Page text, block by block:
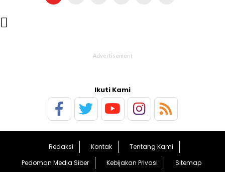

Ikuti Kami
Redaksi Kontak
Tentang Kami
Pedoman Media Siber
Kebijakan Privasi Sitemap